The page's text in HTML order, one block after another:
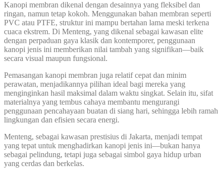
Kanopi membran dikenal dengan desainnya yang fleksibel dan
ringan, namun tetap kokoh. Menggunakan bahan membran seperti
PVC atau PTFE, struktur ini mampu bertahan lama meski terkena
cuaca ekstrem. Di Menteng, yang dikenal sebagai kawasan elite
dengan perpaduan gaya klasik dan kontemporer, penggunaan
kanopi jenis ini memberikan nilai tambah yang signifikan—baik
secara visual maupun fungsional.
Pemasangan kanopi membran juga relatif cepat dan minim
perawatan, menjadikannya pilihan ideal bagi mereka yang
menginginkan hasil maksimal dalam waktu singkat. Selain itu, sifat
materialnya yang tembus cahaya membantu mengurangi
penggunaan pencahayaan buatan di siang hari, sehingga lebih ramah
lingkungan dan efisien secara energi.
Menteng, sebagai kawasan prestisius di Jakarta, menjadi tempat
yang tepat untuk menghadirkan kanopi jenis ini—bukan hanya
sebagai pelindung, tetapi juga sebagai simbol gaya hidup urban
yang cerdas dan berkelas.